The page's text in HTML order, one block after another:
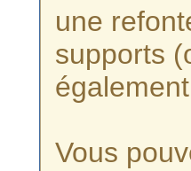
une
supports
Vous